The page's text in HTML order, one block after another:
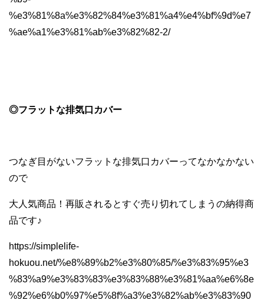
%e3%81%8a%e3%82%84%e3%81%a4%e4%bf%9d%e7
%ae%a1%e3%81%ab%e3%82%82-2/
◎フラットな排気口カバー
つなぎ目がないフラットな排気口カバーってなかなかない
ので
大人気商品！再販されるとすぐ売り切れてしまうの納得商
品です♪
https://simplelife-
hokuou.net/%e8%89%b2%e3%80%85/%e3%83%95%e3
%83%a9%e3%83%83%e3%83%88%e3%81%aa%e6%8e
%92%e6%b0%97%e5%8f%a3%e3%82%ab%e3%83%90